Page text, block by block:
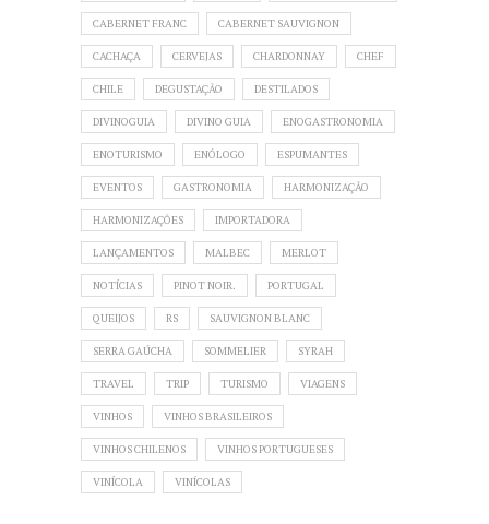
CABERNET FRANC CABERNET SAUVIGNON
CACHAÇA CERVEJAS CHARDONNAY CHEF
CHILE DEGUSTAÇÃO DESTILADOS
DIVINOGUIA DIVINO GUIA ENOGASTRONOMIA
ENOTURISMO ENÓLOGO ESPUMANTES
EVENTOS GASTRONOMIA HARMONIZAÇÃO
HARMONIZAÇÕES IMPORTADORA
LANÇAMENTOS MALBEC MERLOT
NOTÍCIAS PINOT NOIR. PORTUGAL
QUEIJOS RS SAUVIGNON BLANC
SERRA GAÚCHA SOMMELIER SYRAH
TRAVEL TRIP TURISMO VIAGENS
VINHOS VINHOS BRASILEIROS
VINHOS CHILENOS VINHOS PORTUGUESES
VINÍCOLA VINÍCOLAS